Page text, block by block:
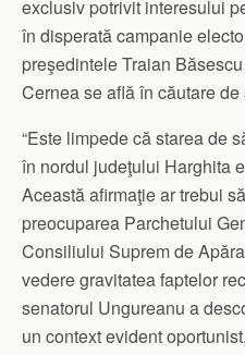
exclusiv potrivit interesului
în disperată campanie
preşedintele Traian
Cernea se află în căutare
“Este limpede că starea de
în nordul judeţului Harghita
Această afirmaţie ar trebui
preocuparea Parchetului
Consiliului Suprem de
vedere gravitatea faptelor
senatorul Ungureanu a
un context evident